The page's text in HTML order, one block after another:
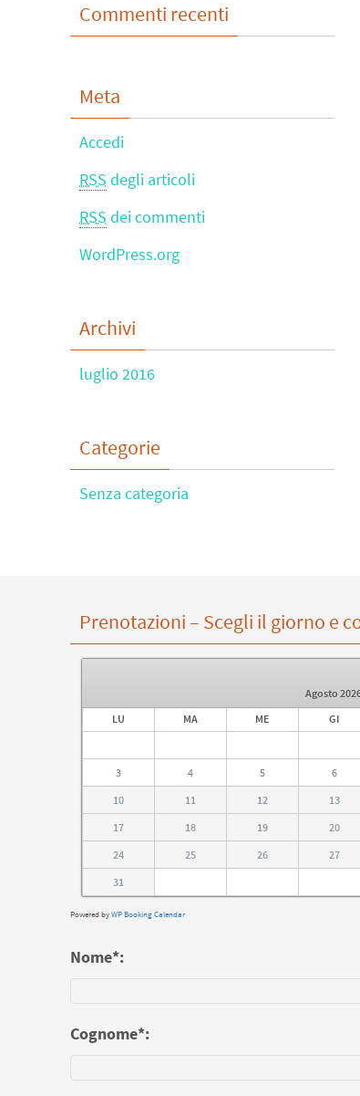
Commenti recenti
Meta
Accedi
RSS degli articoli
RSS dei commenti
WordPress.org
Archivi
luglio 2016
Categorie
Senza categoria
Prenotazioni – Scegli il giorno e
Agosto
LU
MA ME GI
3
4 5 6
10
11 12 13
17
18 19 20
24
25 26 27
31
Powered byWP Booking Calendar
Nome*:
Cognome*: